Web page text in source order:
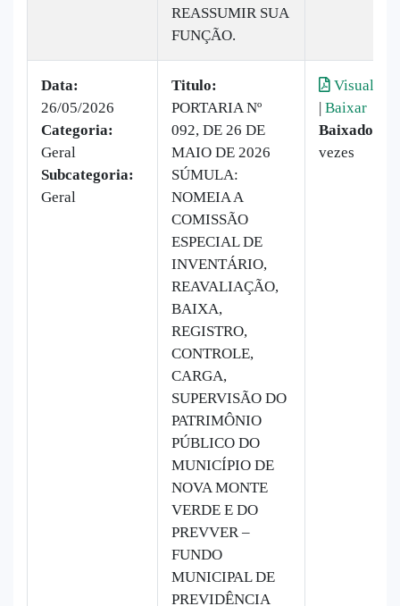
REASSUMIR SUA
FUNÇÃO.
Data:
26/05/2026
Categoria:
Geral
Subcategoria:
Geral
Titulo:
PORTARIA Nº
092, DE 26 DE
MAIO DE 2026
SÚMULA:
NOMEIA A
COMISSÃO
ESPECIAL DE
INVENTÁRIO,
REAVALIAÇÃO,
BAIXA,
REGISTRO,
CONTROLE,
CARGA,
SUPERVISÃO DO
PATRIMÔNIO
PÚBLICO DO
MUNICÍPIO DE
NOVA MONTE
VERDE E DO
PREVVER –
FUNDO
MUNICIPAL DE
PREVIDÊNCIA
Visualizar
| Baixar
Baixado:
vezes